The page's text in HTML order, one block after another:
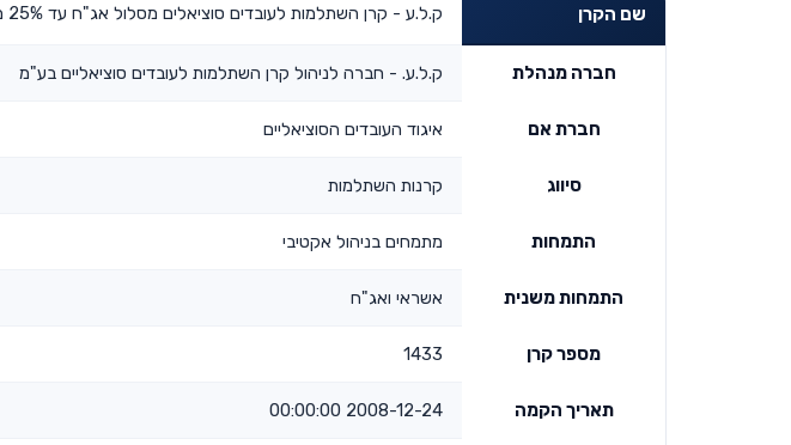
שם הקרן ק.ל.ע - קרן השתלמות לעובדים סוציאלים מסלול אג"ח עד 25% מניות
חברה מנהלת ק.ל.ע. - חברה לניהול קרן השתלמות לעובדים סוציאליים בע"מ
חברת אם איגוד העובדים הסוציאליים
סיווג קרנות השתלמות
התמחות מתמחים בניהול אקטיבי
התמחות משנית אשראי ואג"ח
מספר קרן 1433
תאריך הקמה 2008-12-24 00:00:00